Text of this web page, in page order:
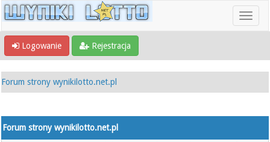
Logowanie Rejestracja
Forum strony wynikilotto.net.pl
Forum strony wynikilotto.net.pl